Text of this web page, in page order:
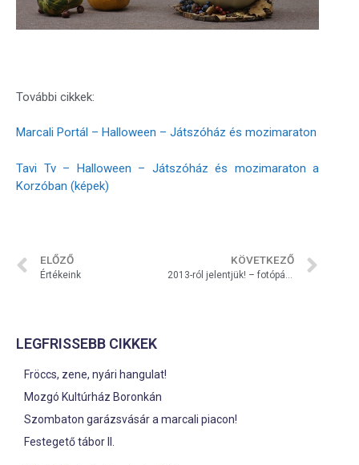
További cikkek:
Marcali Portál – Halloween – Játszóház és mozimaraton
Tavi Tv – Halloween – Játszóház és mozimaraton a
Korzóban (képek)
ELŐZŐ
Értékeink
KÖVETKEZŐ
2013-ról jelentjük! – fotópályázat
LEGFRISSEBB CIKKEK
Fröccs, zene, nyári hangulat!
Mozgó Kultúrház Boronkán
Szombaton garázsvásár a marcali piacon!
Festegető tábor II.